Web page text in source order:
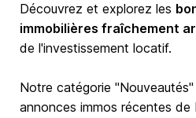
Découvrez et explorez les
immobilières fraîchement
de l'investissement locatif.
Notre catégorie
annonces immos récentes de